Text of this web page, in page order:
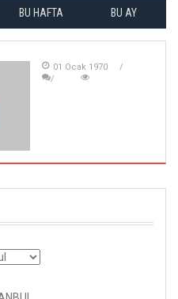
BU HAFTA BU AY
01 Ocak 1970